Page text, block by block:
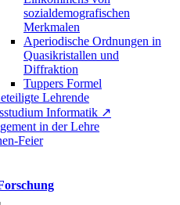
sozialdemografischen
Merkmalen
Aperiodische Ordnungen in
Quasikristallen und
Diffraktion
Tuppers Formel
Lehrende
Informatik ↗
in der Lehre
Feier